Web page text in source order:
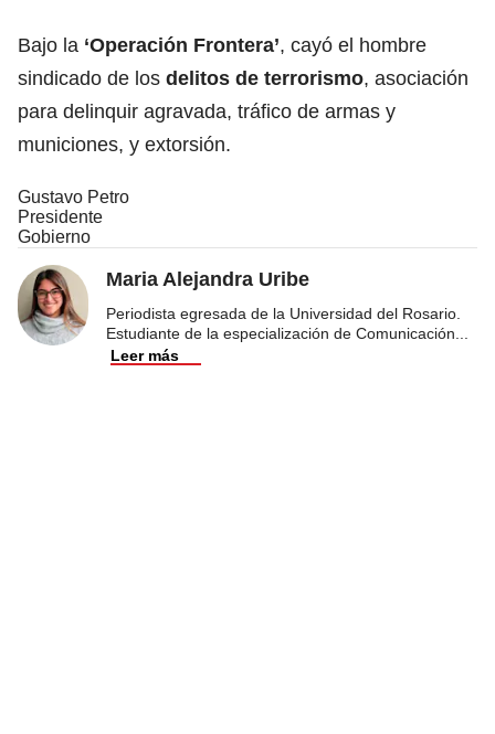
Bajo la ‘Operación Frontera’, cayó el hombre
sindicado de los delitos de terrorismo, asociación
para delinquir agravada, tráfico de armas y
municiones, y extorsión.
Gustavo Petro
Presidente
Gobierno
Maria Alejandra Uribe
Periodista egresada de la Universidad del Rosario.
Estudiante de la especialización de Comunicación
Leer más